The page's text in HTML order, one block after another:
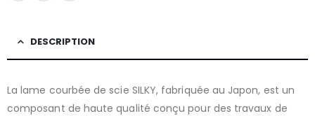
DESCRIPTION
La lame courbée de scie SILKY, fabriquée au Japon, est un
composant de haute qualité conçu pour des travaux de